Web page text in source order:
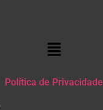
Política de Privacidade